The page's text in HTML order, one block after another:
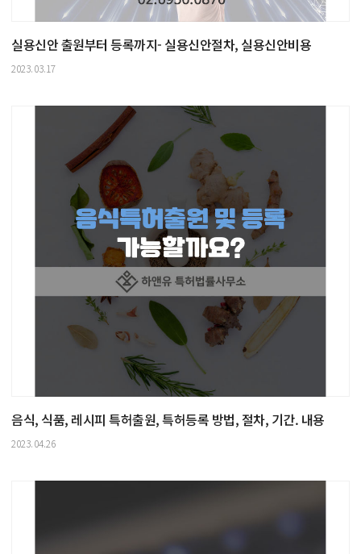
실용신안 출원부터 등록까지- 실용신안절차, 실용신안비용
2023.03.17
음식, 식품, 레시피 특허출원, 특허등록 방법, 절차, 기간. 내용
2023.04.26